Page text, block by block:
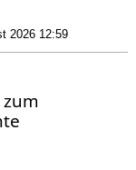
2026 12:59